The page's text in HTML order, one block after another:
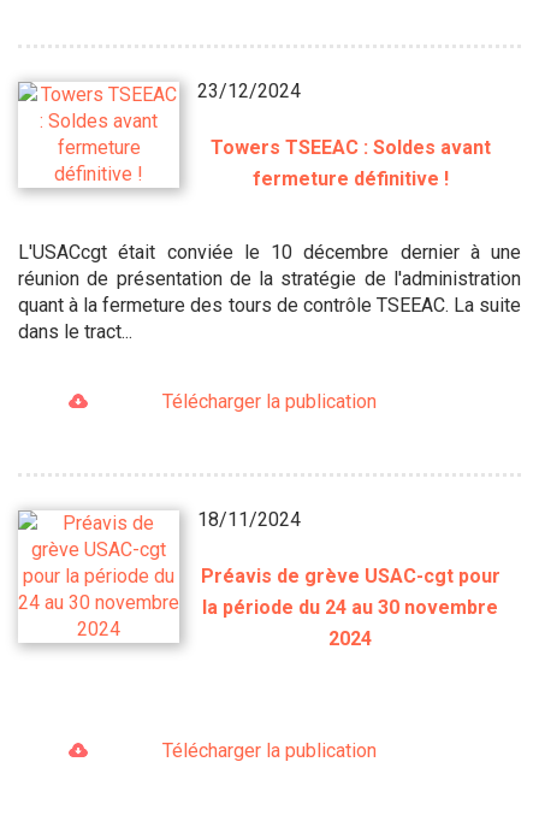
23/12/2024
Towers TSEEAC : Soldes avant
fermeture définitive !
L'USACcgt était conviée le 10 décembre dernier à une
réunion de présentation de la stratégie de l'administration
quant à la fermeture des tours de contrôle TSEEAC. La suite
dans le tract...
Télécharger la publication
18/11/2024
Préavis de grève USAC-cgt pour
la période du 24 au 30 novembre
2024
Télécharger la publication